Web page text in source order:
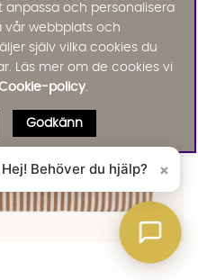
även i dessa färger:
och personalisera
webbplats och
själv vilka cookies du
Läs mer om de cookies vi
policy.
Godkänn
Hej! Behöver du hjälp? ×